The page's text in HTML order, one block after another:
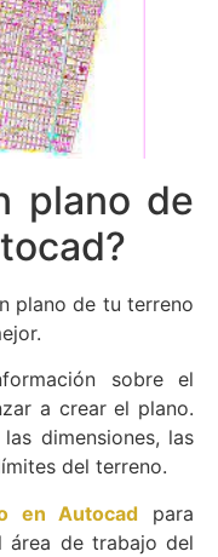
plano de
plano de tu terreno
sobre el
a crear el plano.
dimensiones, las
del terreno.
en Autocad para
área de trabajo del